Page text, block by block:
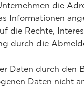
die
Informationen
die Rechte,
durch die
Daten durch den
Daten nicht